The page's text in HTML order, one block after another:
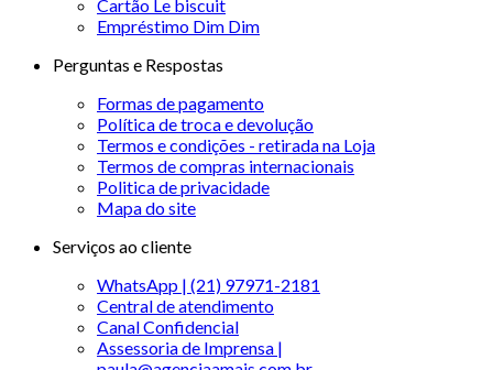
Cartão Le biscuit
Empréstimo Dim Dim
Perguntas e Respostas
Formas de pagamento
Política de troca e devolução
Termos e condições - retirada na Loja
Termos de compras internacionais
Politica de privacidade
Mapa do site
Serviços ao cliente
WhatsApp | (21) 97971-2181
Central de atendimento
Canal Confidencial
Assessoria de Imprensa |